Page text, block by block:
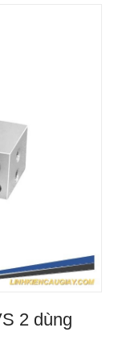
2 dùng